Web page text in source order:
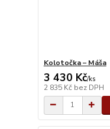
Kolotočka – Máša
3 430 Kč/ks
2 835 Kč bez DPH